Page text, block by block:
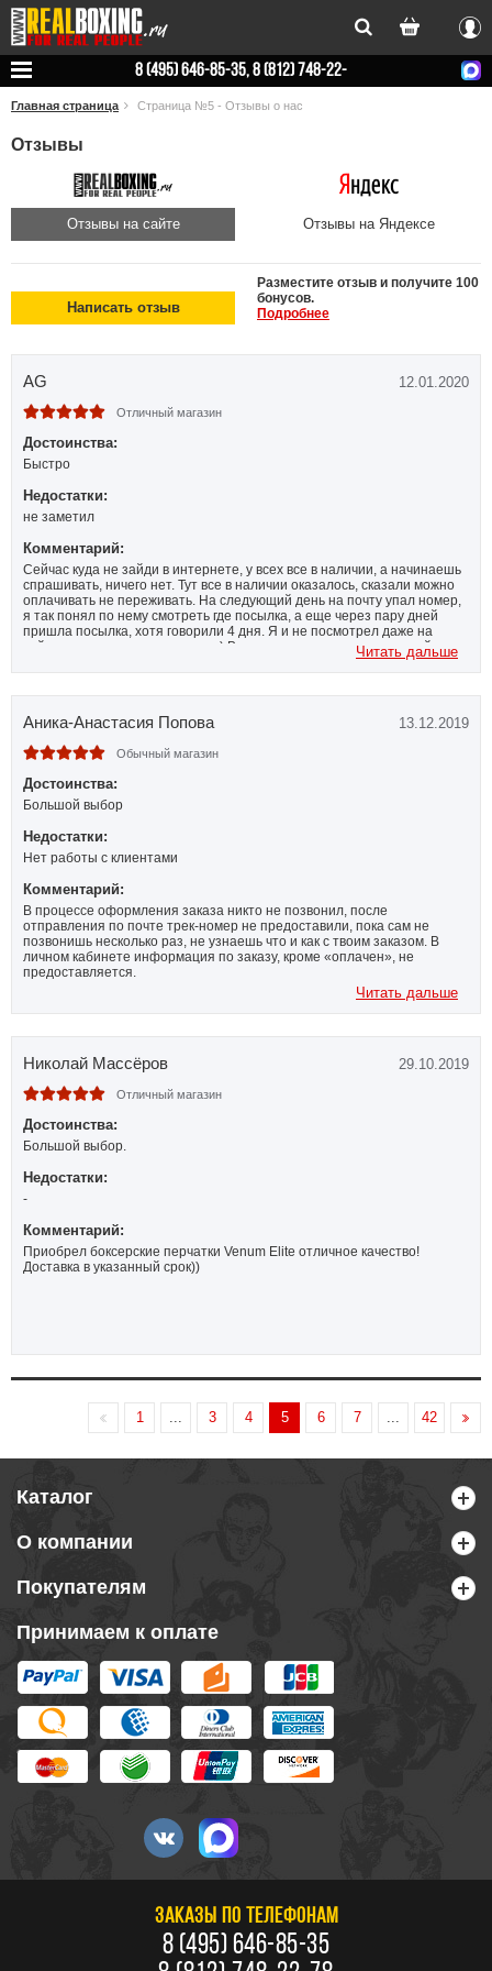
Вход
8 (495) 646-85-35, 8 (812) 748-22-
Главная страница Страница №5 - Отзывы о нас
Отзывы
Отзывы на сайте Отзывы на Яндексе
Написать отзыв
Разместите отзыв и получите 100
бонусов.
Подробнее
AG 12.01.2020
Отличный магазин
Достоинства:
Быстро
Недостатки:
не заметил
Комментарий:
Сейчас куда не зайди в интернете, у всех все в наличии, а начинаешь
спрашивать, ничего нет. Тут все в наличии оказалось, сказали можно
оплачивать не переживать. На следующий день на почту упал номер,
я так понял по нему смотреть где посылка, а еще через пару дней
пришла посылка, хотя говорили 4 дня. Я и не посмотрел даже на
сайте, куда этот номер писать :) Все упаковано, товар тот, целый и
Читать дальше
Аника-Анастасия Попова 13.12.2019
Обычный магазин
Достоинства:
Большой выбор
Недостатки:
Нет работы с клиентами
Комментарий:
В процессе оформления заказа никто не позвонил, после
отправления по почте трек-номер не предоставили, пока сам не
позвонишь несколько раз, не узнаешь что и как с твоим заказом. В
личном кабинете информация по заказу, кроме «оплачен», не
предоставляется.
Читать дальше
Николай Массёров 29.10.2019
Отличный магазин
Достоинства:
Большой выбор.
Недостатки:
-
Комментарий:
Приобрел боксерские перчатки Venum Elite отличное качество!
Доставка в указанный срок))
1 3 4 5 6 7 42
Каталог
О компании
Покупателям
Принимаем к оплате
ЗАКАЗЫ ПО ТЕЛЕФОНАМ
8 (495) 646-85-35